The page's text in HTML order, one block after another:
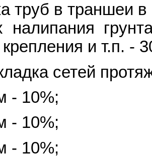
труб в траншеи
налипания
и т.п. -
сетей
- 10%;
- 10%;
- 10%;